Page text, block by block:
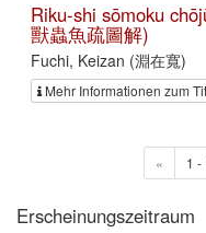
Riku-shi sōmoku
獸蟲魚疏圖解)
Fuchi, Keizan (淵在寬)
Mehr Informationen zum
« 1 -
Erscheinungszeitraum